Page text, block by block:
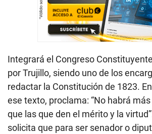
Integrará el Congreso
por Trujillo, siendo uno de los
redactar la Constitución de 1823.
ese texto, proclama: “No habrá
que las que den el mérito y la
solicita que para ser senador o